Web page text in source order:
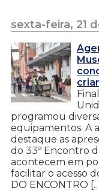
sexta-feira, 21
programou
equipamentos. A
destaque as
do 33º Encontro
acontecem em
facilitar o acesso
DO ENCONTRO